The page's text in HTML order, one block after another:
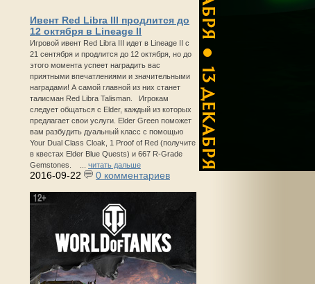
Ивент Red Libra III продлится до
12 октября в Lineage II
Игровой ивент Red Libra III идет в Lineage II с
21 сентября и продлится до 12 октября, но до
этого момента успеет наградить вас
приятными впечатлениями и значительными
наградами! А самой главной из них станет
талисман Red Libra Talisman. Игрокам
следует общаться с Elder, каждый из которых
предлагает свои услуги. Elder Green поможет
вам разбудить дуальный класс с помощью
Your Dual Class Cloak, 1 Proof of Red (получите
в квестах Elder Blue Quests) и 667 R-Grade
Gemstones. ... читать дальше
2016-09-22 0 комментариев